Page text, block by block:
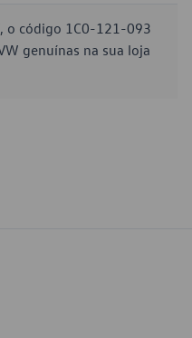
o código 1C0-121-093
genuínas na sua loja